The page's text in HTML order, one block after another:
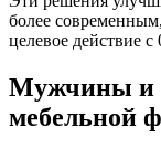
более
целевое действие с
Мужчины и
мебельной